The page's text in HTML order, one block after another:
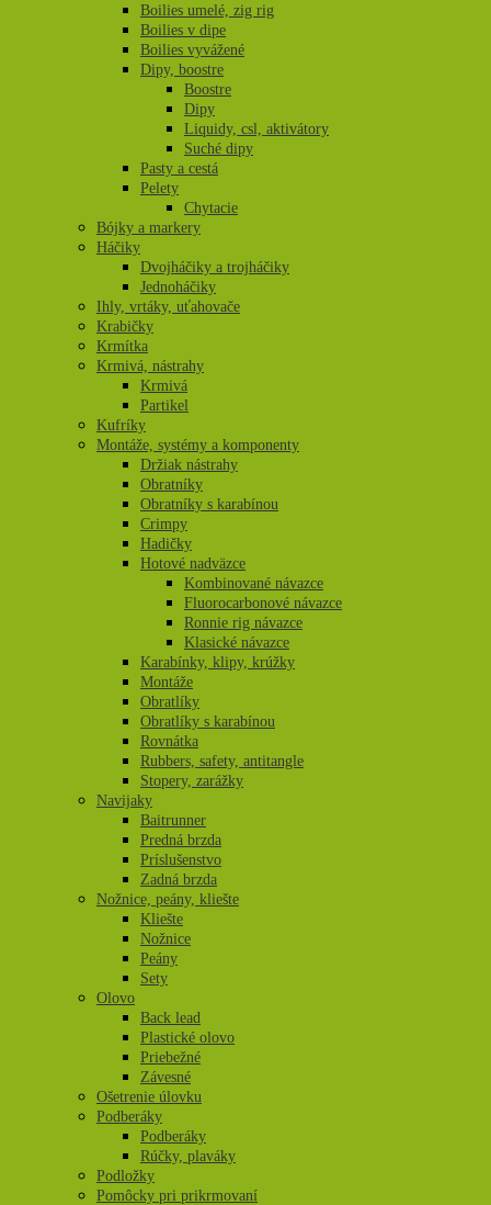
Boilies umelé, zig rig
Boilies v dipe
Boilies vyvážené
Dipy, boostre
Boostre
Dipy
Liquidy, csl, aktivátory
Suché dipy
Pasty a cestá
Pelety
Chytacie
Bójky a markery
Háčiky
Dvojháčiky a trojháčiky
Jednoháčiky
Ihly, vrtáky, uťahovače
Krabičky
Krmítka
Krmivá, nástrahy
Krmivá
Partikel
Kufríky
Montáže, systémy a komponenty
Držiak nástrahy
Obratníky
Obratníky s karabínou
Crimpy
Hadičky
Hotové nadväzce
Kombinované návazce
Fluorocarbonové návazce
Ronnie rig návazce
Klasické návazce
Karabínky, klipy, krúžky
Montáže
Obratlíky
Obratlíky s karabínou
Rovnátka
Rubbers, safety, antitangle
Stopery, zarážky
Navijaky
Baitrunner
Predná brzda
Príslušenstvo
Zadná brzda
Nožnice, peány, kliešte
Kliešte
Nožnice
Peány
Sety
Olovo
Back lead
Plastické olovo
Priebežné
Závesné
Ošetrenie úlovku
Podberáky
Podberáky
Rúčky, plaváky
Podložky
Pomôcky pri prikrmovaní